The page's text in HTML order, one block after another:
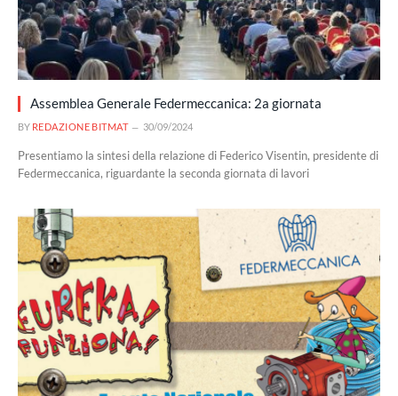
Assemblea Generale Federmeccanica: 2a giornata
BY REDAZIONE BITMAT 30/09/2024
Presentiamo la sintesi della relazione di Federico Visentin, presidente di
Federmeccanica, riguardante la seconda giornata di lavori